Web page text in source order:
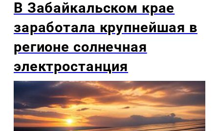
В Забайкальском крае
заработала крупнейшая в
регионе солнечная
электростанция